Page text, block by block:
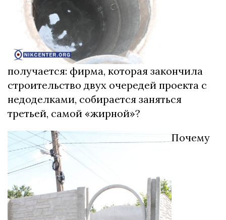
получается: фирма, которая закончила
строительство двух очередей проекта с
недоделками, собирается заняться
третьей, самой «жирной»?
Почему